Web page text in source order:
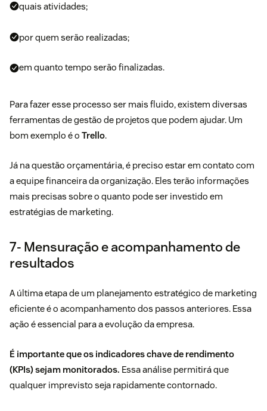
quais atividades;
por quem serão realizadas;
em quanto tempo serão finalizadas.
Para fazer esse processo ser mais fluido, existem diversas
ferramentas de gestão de projetos que podem ajudar. Um
bom exemplo é o Trello.
Já na questão orçamentária, é preciso estar em contato com
a equipe financeira da organização. Eles terão informações
mais precisas sobre o quanto pode ser investido em
estratégias de marketing.
7- Mensuração e acompanhamento de
resultados
A última etapa de um planejamento estratégico de marketing
eficiente é o acompanhamento dos passos anteriores. Essa
ação é essencial para a evolução da empresa.
É importante que os indicadores chave de rendimento
(KPIs) sejam monitorados. Essa análise permitirá que
qualquer imprevisto seja rapidamente contornado.